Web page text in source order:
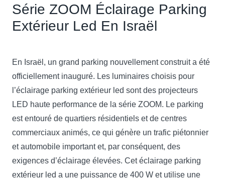
Série ZOOM Éclairage Parking
Extérieur Led En Israël
En Israël, un grand parking nouvellement construit a été
officiellement inauguré. Les luminaires choisis pour
l’éclairage parking extérieur led sont des projecteurs
LED haute performance de la série ZOOM. Le parking
est entouré de quartiers résidentiels et de centres
commerciaux animés, ce qui génère un trafic piétonnier
et automobile important et, par conséquent, des
exigences d’éclairage élevées. Cet éclairage parking
extérieur led a une puissance de 400 W et utilise une